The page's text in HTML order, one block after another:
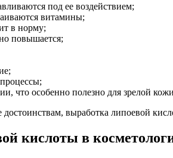
под ее воздействием;
витамины;
в норму;
повышается;
что особенно полезно для зрелой
выработка липоевой
кислоты в